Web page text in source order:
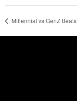
Millennial vs GenZ Beats